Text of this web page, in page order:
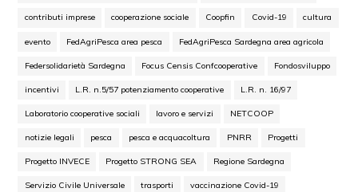
contributi imprese cooperazione sociale Coopfin Covid-19 cultura
evento FedAgriPesca area pesca FedAgriPesca Sardegna area agricola
Federsolidarietà Sardegna Focus Censis Confcooperative Fondosviluppo
incentivi L.R. n.5/57 potenziamento cooperative L.R. n. 16/97
Laboratorio cooperative sociali lavoro e servizi NETCOOP
notizie legali pesca pesca e acquacoltura PNRR Progetti
Progetto INVECE Progetto STRONG SEA Regione Sardegna
Servizio Civile Universale trasporti vaccinazione Covid-19